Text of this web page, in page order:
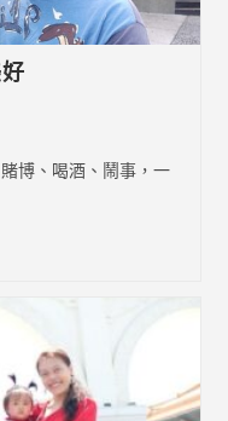
博、喝酒、鬧事，一